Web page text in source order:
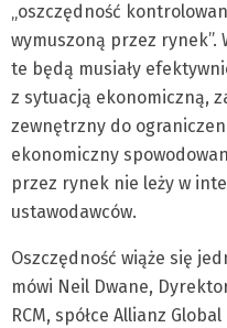
„oszczędność
wymuszoną przez rynek”.
te będą musiały
z sytuacją ekonomiczną,
zewnętrzny do
ekonomiczny
przez rynek nie leży w
ustawodawców.
Oszczędność wiąże się
mówi Neil Dwane,
RCM, spółce Allianz